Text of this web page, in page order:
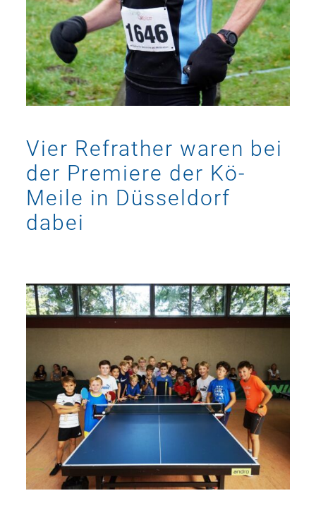
Vier Refrather waren bei
der Premiere der Kö-
Meile in Düsseldorf
dabei